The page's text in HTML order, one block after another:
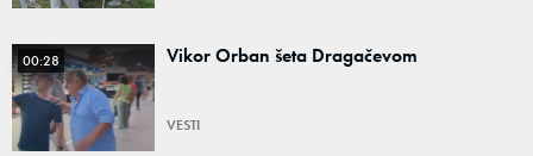
00:28 Vikor Orban šeta Dragačevom
VESTI